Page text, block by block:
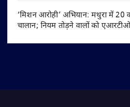
‘मिशन आरोही’ अभियान: मथुरा में
चालान; नियम तोड़ने वालों को